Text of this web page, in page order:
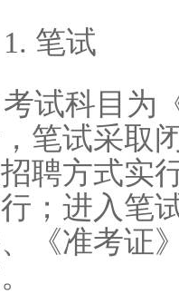
1. 笔试
考试科目为
笔试采取
聘方式实
；进入笔
《准考证